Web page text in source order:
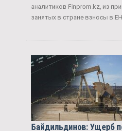
аналитиков Finprom.kz, из
занятых в стране взносы в
Байдильдинов: Ущерб